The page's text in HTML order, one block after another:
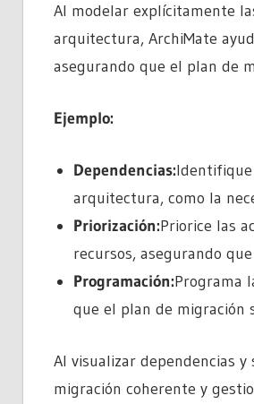
Al modelar explícitamente
arquitectura, ArchiMate
asegurando que el plan de
Ejemplo:
Dependencias:
arquitectura, como la
Priorización:Priorice las
recursos, asegurando
Programación:Programa
que el plan de migración
Al visualizar dependencias
migración coherente y